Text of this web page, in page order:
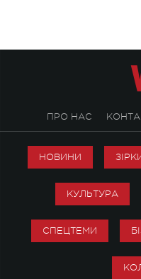
ПРО НАС
НОВИНИ
КУЛЬТУРА
СПЕЦТЕМИ